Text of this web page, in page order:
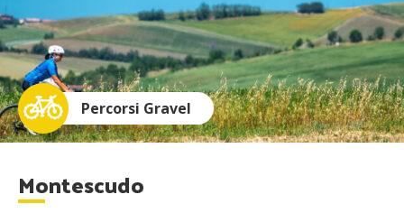
Percorsi Gravel
Montescudo
●Online ×